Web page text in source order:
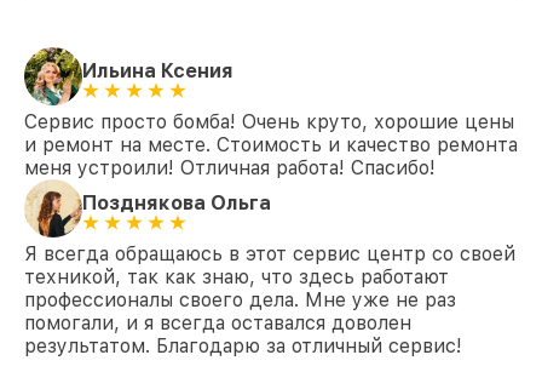
Ильина Ксения
Сервис просто бомба! Очень круто, хорошие цены
и ремонт на месте. Стоимость и качество ремонта
меня устроили! Отличная работа! Спасибо!
Позднякова Ольга
Я всегда обращаюсь в этот сервис центр со своей
техникой, так как знаю, что здесь работают
профессионалы своего дела. Мне уже не раз
помогали, и я всегда оставался доволен
результатом. Благодарю за отличный сервис!